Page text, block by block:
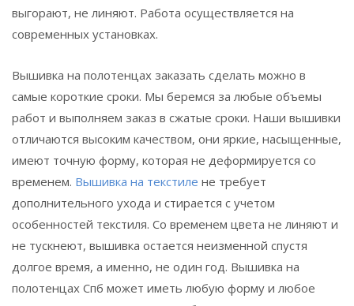
выгорают, не линяют. Работа осуществляется на
современных установках.
Вышивка на полотенцах заказать сделать можно в
самые короткие сроки. Мы беремся за любые объемы
работ и выполняем заказ в сжатые сроки. Наши вышивки
отличаются высоким качеством, они яркие, насыщенные,
имеют точную форму, которая не деформируется со
временем. Вышивка на текстиле не требует
дополнительного ухода и стирается с учетом
особенностей текстиля. Со временем цвета не линяют и
не тускнеют, вышивка остается неизменной спустя
долгое время, а именно, не один год. Вышивка на
полотенцах Спб может иметь любую форму и любое